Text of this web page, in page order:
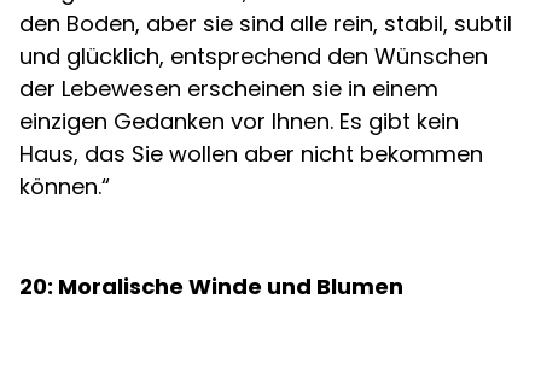
den Boden, aber sie sind alle rein, stabil, subtil
und glücklich, entsprechend den Wünschen
der Lebewesen erscheinen sie in einem
einzigen Gedanken vor Ihnen. Es gibt kein
Haus, das Sie wollen aber nicht bekommen
können.“
20: Moralische Winde und Blumen